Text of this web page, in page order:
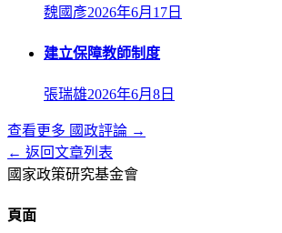
魏國彥2026年6月17日
建立保障教師制度
張瑞雄2026年6月8日
查看更多 國政評論 →
← 返回文章列表
國家政策研究基金會
頁面